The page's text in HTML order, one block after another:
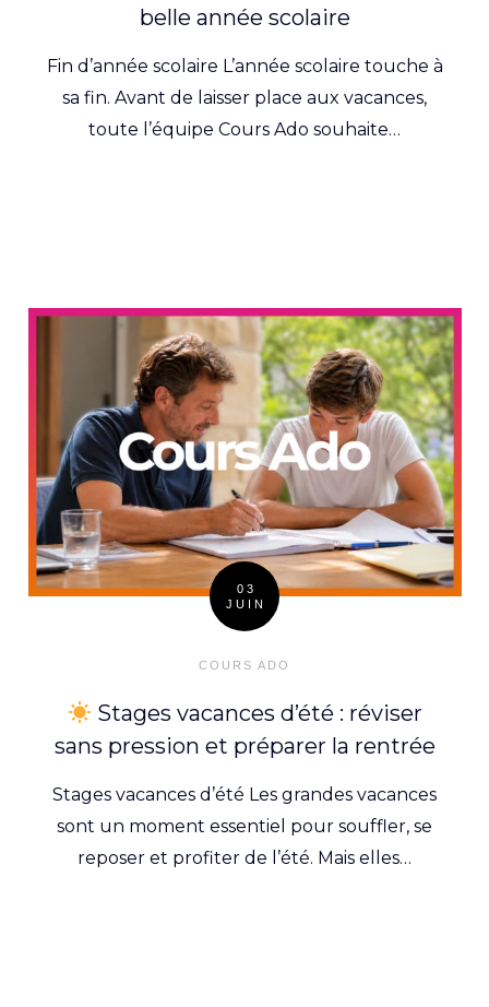
belle année scolaire
Fin d’année scolaire L’année scolaire touche à
sa fin. Avant de laisser place aux vacances,
toute l’équipe Cours Ado souhaite…
03
JUIN
COURS ADO
Stages vacances d’été : réviser
sans pression et préparer la rentrée
Stages vacances d’été Les grandes vacances
sont un moment essentiel pour souffler, se
reposer et profiter de l’été. Mais elles…